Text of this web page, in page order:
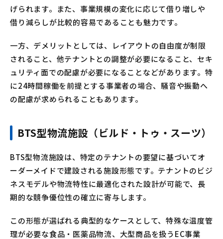
げられます。また、事業規模の変化に応じて借り増しや
借り減らしが比較的容易であることも魅力です。
一方、デメリットとしては、レイアウトの自由度が制限
されること、他テナントとの調整が必要になること、セキ
ュリティ面での配慮が必要になることなどがあります。特
に24時間稼働を前提とする事業者の場合、騒音や振動へ
の配慮が求められることもあります。
BTS型物流施設（ビルド・トゥ・スーツ）
BTS型物流施設は、特定のテナントの要望に基づいてオ
ーダーメイドで建設される施設形態です。テナントのビジ
ネスモデルや物流特性に最適化された設計が可能で、長
期的な競争優位性の確立に寄与します。
この形態が選ばれる典型的なケースとして、特殊な温度管
理が必要な食品・医薬品物流、大型商品を扱うEC事業